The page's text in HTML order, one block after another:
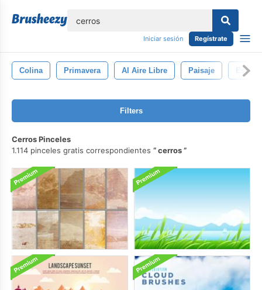
Iniciar sesión Regístrate
Colina Primavera Al Aire Libre Paisaje Escena
Filters
Cerros Pinceles
1.114 pinceles gratis correspondientes
cerros